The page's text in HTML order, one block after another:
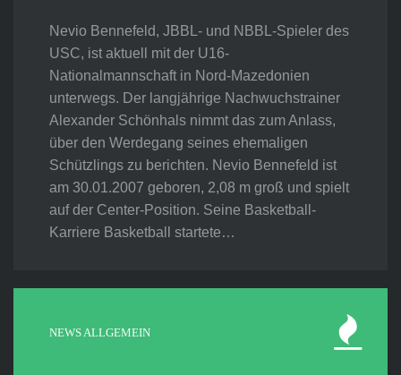
Nevio Bennefeld, JBBL- und NBBL-Spieler des
USC, ist aktuell mit der U16-
Nationalmannschaft in Nord-Mazedonien
unterwegs. Der langjährige Nachwuchstrainer
Alexander Schönhals nimmt das zum Anlass,
über den Werdegang seines ehemaligen
Schützlings zu berichten. Nevio Bennefeld ist
am 30.01.2007 geboren, 2,08 m groß und spielt
auf der Center-Position. Seine Basketball-
Karriere Basketball startete…
NEWS ALLGEMEIN